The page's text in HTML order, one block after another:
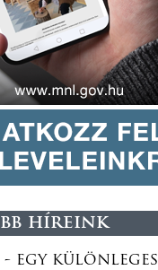
híreink
- egy különleges